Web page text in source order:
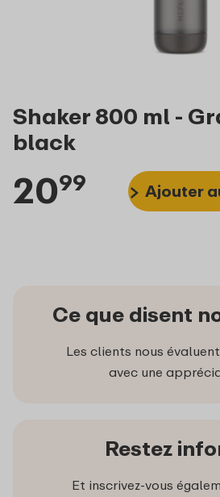
Shaker 800 ml -
black
2099 Ajouter
Ce que disent
Les clients nous
avec une
Restez
Et inscrivez-vous